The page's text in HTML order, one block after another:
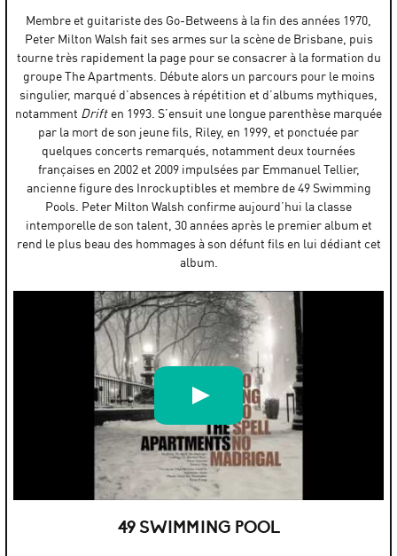
Membre et guitariste des Go-Betweens à la fin des années 1970,
Peter Milton Walsh fait ses armes sur la scène de Brisbane, puis
tourne très rapidement la page pour se consacrer à la formation du
groupe The Apartments. Débute alors un parcours pour le moins
singulier, marqué d’absences à répétition et d’albums mythiques,
notamment Drift en 1993. S’ensuit une longue parenthèse marquée
par la mort de son jeune fils, Riley, en 1999, et ponctuée par
quelques concerts remarqués, notamment deux tournées
françaises en 2002 et 2009 impulsées par Emmanuel Tellier,
ancienne figure des Inrockuptibles et membre de 49 Swimming
Pools. Peter Milton Walsh confirme aujourd’hui la classe
intemporelle de son talent, 30 années après le premier album et
rend le plus beau des hommages à son défunt fils en lui dédiant cet
album.
49 SWIMMING POOL